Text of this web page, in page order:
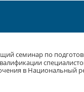
семинар по
в Национальный